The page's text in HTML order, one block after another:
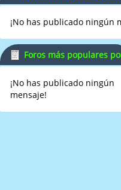
¡No has publicado ningún
Foros más populares
¡No has publicado ningún
mensaje!